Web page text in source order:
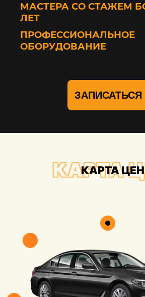
МАСТЕРА СО СТАЖЕМ
ЛЕТ
ПРОФЕССИОНАЛЬНОЕ
ОБОРУДОВАНИЕ
ЗАПИСАТЬСЯ
КАРТА
КАРТА ЦЕН